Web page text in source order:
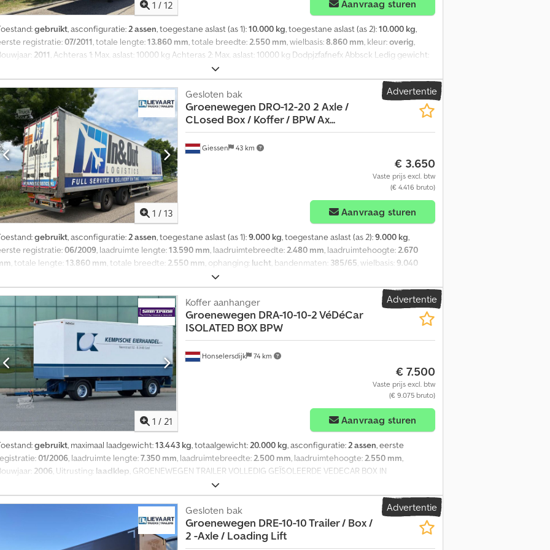
1 / 12 Aanvraag sturen
gebruikt, asconfiguratie:2 assen, toegestane aslast (as 1):10.000 kg, toegestane aslast (as 2):10.000 kg,
registratie:07/2011, totale lengte:13.860 mm, totale breedte:2.550 mm, wielbasis:8.860 mm, kleur:overig,
2011, Achteras 1: Max. aslast: 10000 kg Achteras 2: Max. aslast: 10000 kg Dodpjzfafnefx Abbsck Ledig gewicht:
9.460 kg Laadvermogen: 24.540 kg GVW: 34.000 kg Kenteken: OL-60-KG
Advertentie
1 / 13
Giessen 43 km
Gesloten bak
Groenewegen DRO-12-20 2 Axle /
CLosed Box / Koffer / BPW Ax...
€ 3.650
Vaste prijs excl. btw
(€ 4.416 bruto)
Aanvraag sturen
gebruikt, asconfiguratie:2 assen, toegestane aslast (as 1):9.000 kg, toegestane aslast (as 2):9.000 kg,
registratie:06/2009, laadruimte lengte:13.590 mm, laadruimtebreedte:2.480 mm, laadruimtehoogte:2.670
, totale lengte:13.860 mm, totale breedte: 2.550 mm, ophanging: lucht, bandenmaten: 385/65, wielbasis: 9.040
, = Aanvullende opties en accessoires = Djdpfxozddr Dj Abbjck - BPW
- Luchtvering - Trommelremmen = Meer informatie = Bandenmaat: 385/65 Merk assen: BPW Remmen:
trommelremmen Achteras 1: Max. aslast: 9000 kg Achteras 2: Max. aslast: 9000 kg Ledig gewicht: 6.963 kg
Laadvermogen: 25.037 kg GVW: 32.000 kg Kenteken: OK-03-NV
Advertentie
1 / 21
Honselersdijk 74 km
Koffer aanhanger
Groenewegen DRA-10-10-2 VéDéCar
ISOLATED BOX BPW
€ 7.500
Vaste prijs excl. btw
(€ 9.075 bruto)
Aanvraag sturen
gebruikt, maximaal laadgewicht:13.443 kg, totaalgewicht:20.000 kg, asconfiguratie:2 assen, eerste
01/2006, laadruimte lengte:7.350 mm, laadruimtebreedte:2.500 mm, laadruimtehoogte:2.550 mm,
2006, Uitrusting: laadklep, GROENEWEGEN TRAILER VOLLEDIG GEÏSOLEERDE VEDECAR BOX IN
NIEUWSTAAT Box: Volledig Geïsoleerde Isotherm VEDECAR Chassis merk en type: Groenewegen DRA-10-10-2 Koeling:
Eerste registratie: APK: 07 ? 2025 Binnenafmetingen (lxbxh): 735 x 250 x 255 cm binnen Leeggewicht: 6.560 kg
Laadvermogen: 13.440 kg GVW: 20.000 kg Ophanging: Luchtvering Assen: BPW-assen met schijfremmen Bandenmaat:
275/70 R22.5 Bandenprofiel as 1: L90% R90% Michelin Bandenprofiel as 2: L90% R90% Michelin Extra’s: Compleet
gestraald en volledig opnieuw gespoten in 29, ABS, BPW-assen met schijfremmen, 2 gereedschapskisten, Volledig
Advertentie
Gesloten bak
Groenewegen DRE-10-10 Trailer / Box /
2 -Axle / Loading Lift